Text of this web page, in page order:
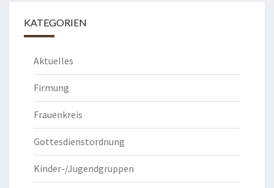
KATEGORIEN
Aktuelles
Firmung
Frauenkreis
Gottesdienstordnung
Kinder-/Jugendgruppen